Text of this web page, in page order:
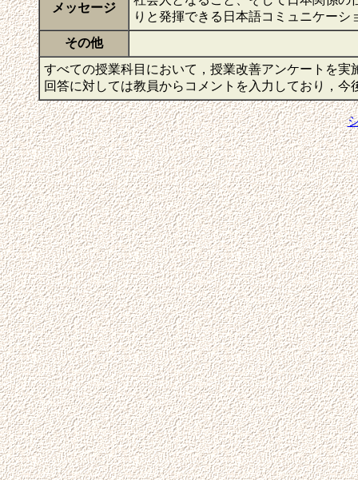
メッセージ
りと発揮できる日本語コミュニケー
その他
すべての授業科目において，授業改善アンケートを
回答に対しては教員からコメントを入力しており，